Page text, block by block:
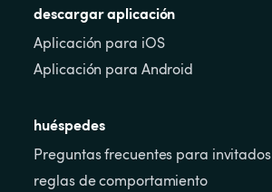
descargar aplicación
Aplicación para iOS
Aplicación para Android
huéspedes
Preguntas frecuentes para invitados
reglas de comportamiento